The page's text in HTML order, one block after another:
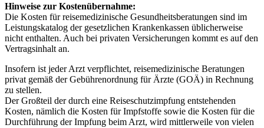
Hinweise zur Kostenübernahme:
Die Kosten für reisemedizinische Gesundheitsberatungen sind im
Leistungskatalog der gesetzlichen Krankenkassen üblicherweise
nicht enthalten. Auch bei privaten Versicherungen kommt es auf den
Vertragsinhalt an.
Insofern ist jeder Arzt verpflichtet, reisemedizinische Beratungen
privat gemäß der Gebührenordnung für Ärzte (GOÄ) in Rechnung
zu stellen.
Der Großteil der durch eine Reiseschutzimpfung entstehenden
Kosten, nämlich die Kosten für Impfstoffe sowie die Kosten für die
Durchführung der Impfung beim Arzt, wird mittlerweile von vielen